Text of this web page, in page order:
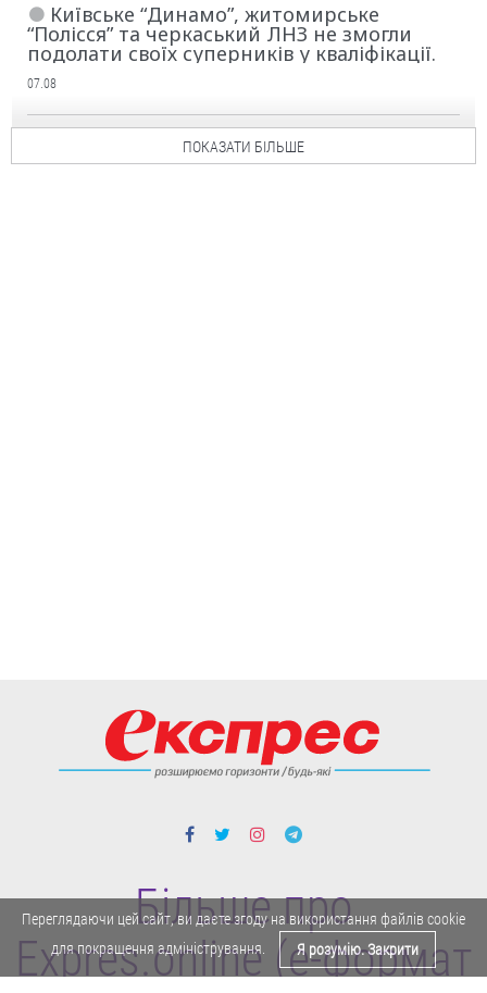
Київське “Динамо”, житомирське
“Полісся” та черкаський ЛНЗ не змогли
подолати своїх суперників у кваліфікації.
07.08
ПОКАЗАТИ БІЛЬШЕ
Більше про
Expres.online (e-формат
Переглядаючи цей сайт, ви даєте згоду на використання файлів cookie
для покращення адміністрування.
Я розумію. Закрити